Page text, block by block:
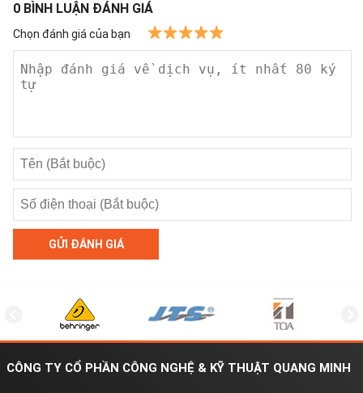
0 BÌNH LUẬN ĐÁNH GIÁ
Chọn đánh giá của bạn
GỬI ĐÁNH GIÁ
CÔNG TY CỔ PHẦN CÔNG NGHỆ & KỸ THUẬT QUANG MINH